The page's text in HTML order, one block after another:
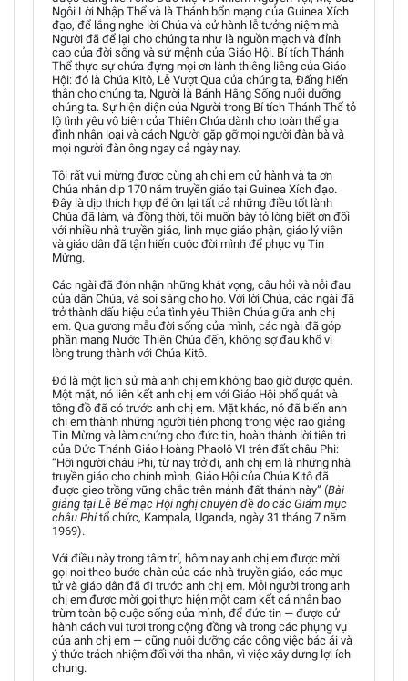
Ngôi Lời Nhập Thể và là Thánh bổn mạng của Guinea Xích
đạo, để lắng nghe lời Chúa và cử hành lễ tưởng niệm mà
Người đã để lại cho chúng ta như là nguồn mạch và đỉnh
cao của đời sống và sứ mệnh của Giáo Hội. Bí tích Thánh
Thể thực sự chứa đựng mọi ơn lành thiêng liêng của Giáo
Hội: đó là Chúa Kitô, Lễ Vượt Qua của chúng ta, Đấng hiến
thân cho chúng ta, Người là Bánh Hằng Sống nuôi dưỡng
chúng ta. Sự hiện diện của Người trong Bí tích Thánh Thể tỏ
lộ tình yêu vô biên của Thiên Chúa dành cho toàn thể gia
đình nhân loại và cách Người gặp gỡ mọi người đàn bà và
mọi người đàn ông ngay cả ngày nay.
Tôi rất vui mừng được cùng ah chị em cử hành và tạ ơn
Chúa nhân dịp 170 năm truyền giáo tại Guinea Xích đạo.
Đây là dịp thích hợp để ôn lại tất cả những điều tốt lành
Chúa đã làm, và đồng thời, tôi muốn bày tỏ lòng biết ơn đối
với nhiều nhà truyền giáo, linh mục giáo phận, giáo lý viên
và giáo dân đã tận hiến cuộc đời mình để phục vụ Tin
Mừng.
Các ngài đã đón nhận những khát vọng, câu hỏi và nỗi đau
của dân Chúa, và soi sáng cho họ. Với lời Chúa, các ngài đã
trở thành dấu hiệu của tình yêu Thiên Chúa giữa anh chị
em. Qua gương mẫu đời sống của mình, các ngài đã góp
phần mang Nước Thiên Chúa đến, không sợ đau khổ vì
lòng trung thành với Chúa Kitô.
Đó là một lịch sử mà anh chị em không bao giờ được quên.
Một mặt, nó liên kết anh chị em với Giáo Hội phổ quát và
tông đồ đã có trước anh chị em. Mặt khác, nó đã biến anh
chị em thành những người tiên phong trong việc rao giảng
Tin Mừng và làm chứng cho đức tin, hoàn thành lời tiên tri
của Đức Thánh Giáo Hoàng Phaolô VI trên đất châu Phi:
“Hỡi người châu Phi, từ nay trở đi, anh chị em là những nhà
truyền giáo cho chính mình. Giáo Hội của Chúa Kitô đã
được gieo trồng vững chắc trên mảnh đất thánh này” (Bài
giảng tại Lễ Bế mạc Hội nghị chuyên đề do các Giám mục
châu Phi tổ chức, Kampala, Uganda, ngày 31 tháng 7 năm
1969).
Với điều này trong tâm trí, hôm nay anh chị em được mời
gọi noi theo bước chân của các nhà truyền giáo, các mục
tử và giáo dân đã đi trước anh chị em. Mỗi người trong anh
chị em được mời gọi thực hiện một cam kết cá nhân bao
trùm toàn bộ cuộc sống của mình, để đức tin — được cử
hành cách vui tươi trong cộng đồng và trong các phụng vụ
của anh chị em — cũng nuôi dưỡng các công việc bác ái và
ý thức trách nhiệm đối với tha nhân, vì việc xây dựng lợi ích
chung.